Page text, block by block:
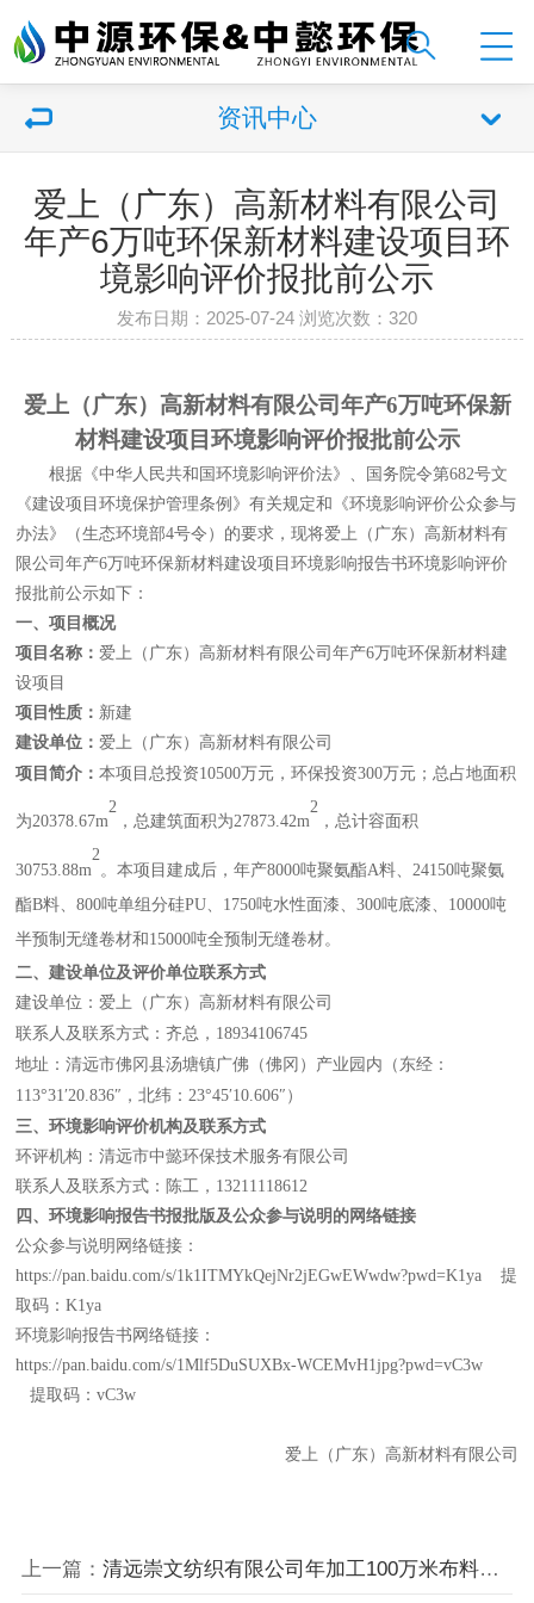
资讯中心
爱上（广东）高新材料有限公司
年产6万吨环保新材料建设项目环
境影响评价报批前公示
发布日期：2025-07-24 浏览次数： 320
爱上（广东）高新材料有限公司年产6万吨环保新
材料建设项目环境影响评价报批前公示
根据《中华人民共和国环境影响评价法》、国务院令第682号文
《建设项目环境保护管理条例》有关规定和《环境影响评价公众参与
办法》（生态环境部4号令）的要求，现将爱上（广东）高新材料有
限公司年产6万吨环保新材料建设项目环境影响报告书环境影响评价
报批前公示如下：
一、项目概况
项目名称：爱上（广东）高新材料有限公司年产6万吨环保新材料建
设项目
项目性质： 新建
建设单位：爱上（广东）高新材料有限公司
项目简介：本项目总投资10500万元，环保投资300万元；总占地面积
为20378.67m
2
，总建筑面积为27873.42m
2
，总计容面积
30753.88m
2
。本项目建成后，年产8000吨聚氨酯A料、 24150吨聚氨
酯B料、800吨单组分硅PU 1750吨水性面漆、300吨底漆、 10000吨
半预制无缝卷材和 15000吨全预制无缝卷材。
二、建设单位及评价单位联系方式
建设单位： 爱上（广东）高新材料有限公司
联系人及联系方式：齐总 ， 18934106745
地址：清远市佛冈县汤塘镇广佛（佛冈）产业园内（东经：
113°31′20.836″，北纬： 23°45′10.606″）
三、环境影响评价机构及联系方式
环评机构：清远市中懿环保技术服务有限公司
联系人及联系方式：陈工， 13211118612
四 、环境影响报告书报批版及公众参与说明的网络链接
公众参与说明网络链接：
https://pan.baidu.com/s/1k1ITMYkQejNr2jEGwEWwdw?pwd=K1ya提
取码：K1ya
环境影响报告书网络链接：
https://pan.baidu.com/s/1Mlf5DuSUXBx-WCEMvH1jpg?pwd=vC3w
提取码：vC3w
爱上（广东）高新材料有限公司
上一篇： 清远崇文纺织有限公司年加工100万米布料建设项目一期竣工环境保护验收监测报告竣工环境保护验收监测报告全本公示